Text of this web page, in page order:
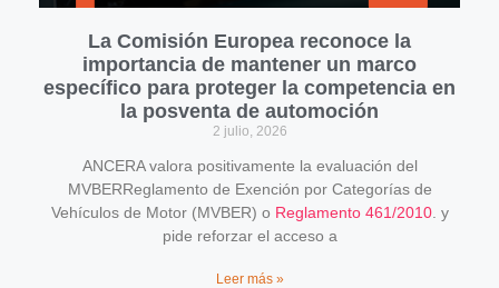
La Comisión Europea reconoce la
importancia de mantener un marco
específico para proteger la competencia en
la posventa de automoción
2 julio, 2026
ANCERA valora positivamente la evaluación del
MVBERReglamento de Exención por Categorías de
Vehículos de Motor (MVBER) o Reglamento 461/2010. y
pide reforzar el acceso a
Leer más »